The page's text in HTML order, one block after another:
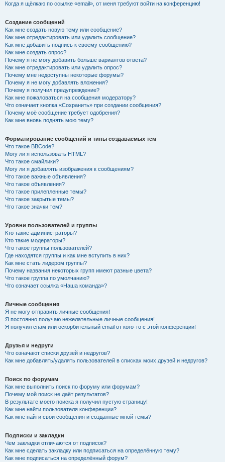
Когда я щёлкаю по ссылке «email», от меня требуют войти на конференцию!
Создание сообщений
Как мне создать новую тему или сообщение?
Как мне отредактировать или удалить сообщение?
Как мне добавить подпись к своему сообщению?
Как мне создать опрос?
Почему я не могу добавить больше вариантов ответа?
Как мне отредактировать или удалить опрос?
Почему мне недоступны некоторые форумы?
Почему я не могу добавлять вложения?
Почему я получил предупреждение?
Как мне пожаловаться на сообщения модератору?
Что означает кнопка «Сохранить» при создании сообщения?
Почему моё сообщение требует одобрения?
Как мне вновь поднять мою тему?
Форматирование сообщений и типы создаваемых тем
Что такое BBCode?
Могу ли я использовать HTML?
Что такое смайлики?
Могу ли я добавлять изображения к сообщениям?
Что такое важные объявления?
Что такое объявления?
Что такое прилепленные темы?
Что такое закрытые темы?
Что такое значки тем?
Уровни пользователей и группы
Кто такие администраторы?
Кто такие модераторы?
Что такое группы пользователей?
Где находятся группы и как мне вступить в них?
Как мне стать лидером группы?
Почему названия некоторых групп имеют разные цвета?
Что такое группа по умолчанию?
Что означает ссылка «Наша команда»?
Личные сообщения
Я не могу отправить личные сообщения!
Я постоянно получаю нежелательные личные сообщения!
Я получил спам или оскорбительный email от кого-то с этой конференции!
Друзья и недруги
Что означают списки друзей и недругов?
Как мне добавлять/удалять пользователей в списках моих друзей и недругов?
Поиск по форумам
Как мне выполнить поиск по форуму или форумам?
Почему мой поиск не даёт результатов?
В результате моего поиска я получил пустую страницу!
Как мне найти пользователя конференции?
Как мне найти свои сообщения и созданные мной темы?
Подписки и закладки
Чем закладки отличаются от подписок?
Как мне сделать закладку или подписаться на определённую тему?
Как мне подписаться на определённый форум?